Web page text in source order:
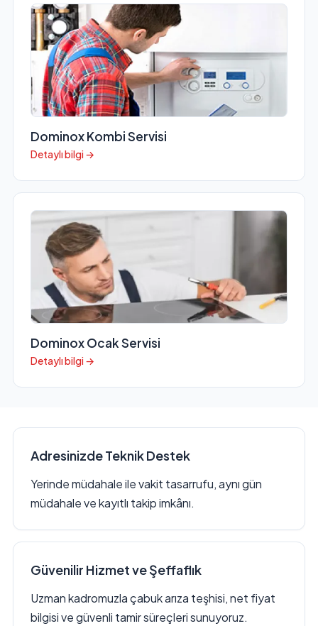
Dominox Kombi Servisi
Detaylı bilgi →
Dominox Ocak Servisi
Detaylı bilgi →
Adresinizde Teknik Destek
Yerinde müdahale ile vakit tasarrufu, aynı gün
müdahale ve kayıtlı takip imkânı.
Güvenilir Hizmet ve Şeffaflık
Uzman kadromuzla çabuk arıza teşhisi, net fiyat
bilgisi ve güvenli tamir süreçleri sunuyoruz.